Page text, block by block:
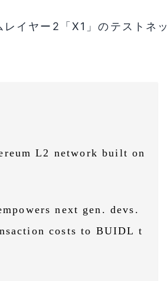
イヤー2「X1」のテストネッ
L2 network built on
next gen. devs.
costs to BUIDL t